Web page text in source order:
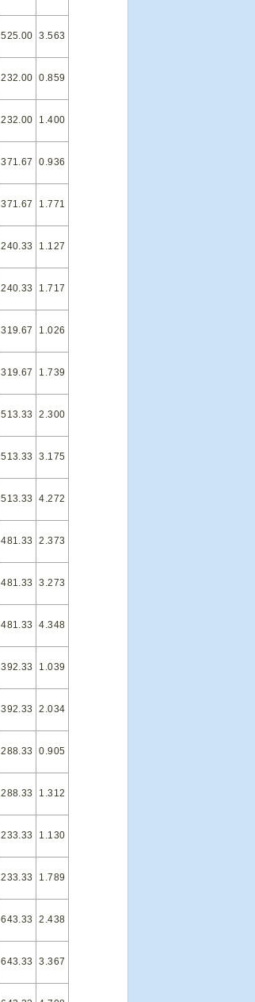
525.00 3.563
232.00 0.859
232.00 1.400
371.67 0.936
371.67 1.771
240.33 1.127
240.33 1.717
319.67 1.026
319.67 1.739
513.33 2.300
513.33 3.175
513.33 4.272
481.33 2.373
481.33 3.273
481.33 4.348
392.33 1.039
392.33 2.034
288.33 0.905
288.33 1.312
233.33 1.130
233.33 1.789
643.33 2.438
643.33 3.367